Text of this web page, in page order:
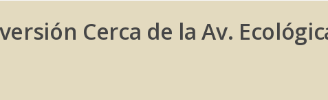
Cerca de la Av.